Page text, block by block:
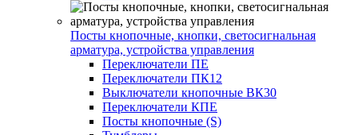
Посты кнопочные, кнопки, светосигнальная
арматура, устройства управления
Переключатели ПЕ
Переключатели ПК12
Выключатели кнопочные ВК30
Переключатели КПЕ
Посты кнопочные (S)